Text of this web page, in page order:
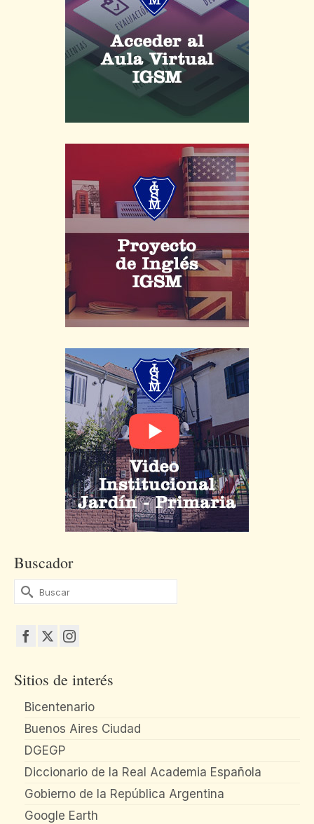
Buscador
Buscar
por:
Sitios de interés
Bicentenario
Buenos Aires Ciudad
DGEGP
Diccionario de la Real Academia Española
Gobierno de la República Argentina
Google Earth